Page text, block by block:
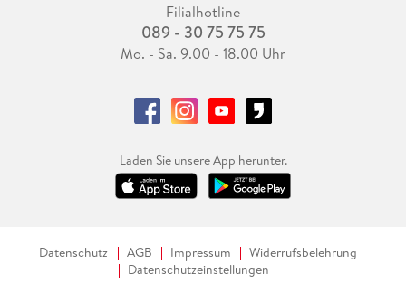
Filialhotline
089 - 30 75 75 75
Mo. - Sa. 9.00 - 18.00 Uhr
Laden Sie unsere App herunter.
Datenschutz AGB Impressum
Widerrufsbelehrung
Datenschutzeinstellungen